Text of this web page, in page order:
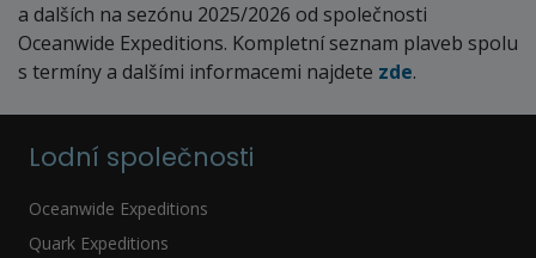
a dalších na sezónu 2025/2026 od společnosti
Oceanwide Expeditions. Kompletní seznam plaveb spolu
s termíny a dalšími informacemi najdete zde.
Lodní společnosti
Oceanwide Expeditions
Quark Expeditions